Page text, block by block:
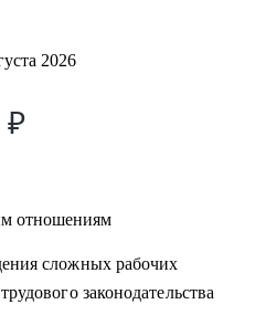
2026
₽
отношениям
сложных рабочих
законодательства